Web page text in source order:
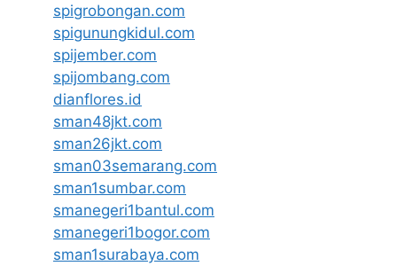
spigrobongan.com
spigunungkidul.com
spijember.com
spijombang.com
dianflores.id
sman48jkt.com
sman26jkt.com
sman03semarang.com
sman1sumbar.com
smanegeri1bantul.com
smanegeri1bogor.com
sman1surabaya.com